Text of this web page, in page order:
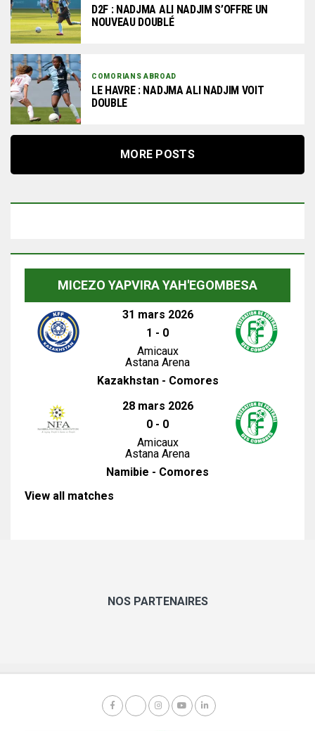
D2F : NADJMA ALI NADJIM S’OFFRE UN
NOUVEAU DOUBLÉ
COMORIANS ABROAD
LE HAVRE : NADJMA ALI NADJIM VOIT
DOUBLE
MORE POSTS
MICEZO YAPVIRA YAH'EGOMBESA
31 mars 2026
1 - 0
Amicaux
Astana Arena
Kazakhstan - Comores
28 mars 2026
0 - 0
Amicaux
Astana Arena
Namibie - Comores
View all matches
NOS PARTENAIRES